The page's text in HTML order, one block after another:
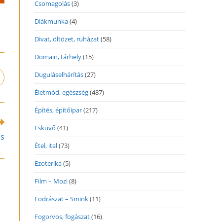
Csomagolás(3)
Diákmunka(4)
Divat, öltözet, ruházat(58)
Domain, tárhely(15)
Duguláselhárítás(27)
Életmód, egészség(487)
Építés, építőipar(217)
Esküvő (41)
Étel, ital(73)
Ezoterika(5)
Film – Mozi(8)
Fodrászat – Smink(11)
Fogorvos, fogászat(16)